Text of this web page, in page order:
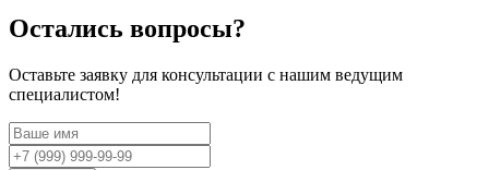
Остались вопросы?
Оставьте заявку для консультации с нашим ведущим
специалистом!